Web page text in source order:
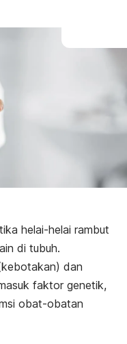
helai-helai rambut
di tubuh.
dan
faktor genetik,
obat-obatan